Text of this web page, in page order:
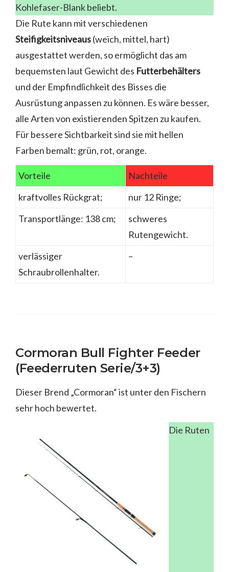
Kohlefaser-Blank beliebt.
Die Rute kann mit verschiedenen
Steifigkeitsniveaus(weich, mittel, hart)
ausgestattet werden, so ermöglicht das am
bequemsten laut Gewicht des Futterbehälters
und der Empfindlichkeit des Bisses die
Ausrüstung anpassen zu können. Es wäre besser,
alle Arten von existierenden Spitzen zu kaufen.
Für bessere Sichtbarkeit sind sie mit hellen
Farben bemalt: grün, rot, orange.
Vorteile
Nachteile
kraftvolles Rückgrat;
nur 12 Ringe;
Transportlänge: 138 cm;
schweres
Rutengewicht.
verlässiger
Schraubrollenhalter.
–
Cormoran Bull Fighter Feeder
(Feederruten Serie/3+3)
Dieser Brend „Cormoran“ ist unter den Fischern
sehr hoch bewertet.
Die Ruten